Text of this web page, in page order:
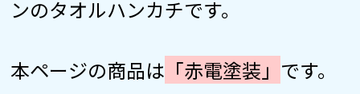
ンのタオルハンカチです。
本ページの商品は 「赤電塗装」 です。